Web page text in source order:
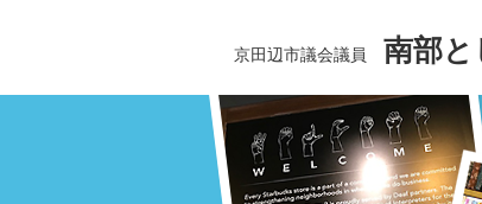
京田辺市議会議員 南部と